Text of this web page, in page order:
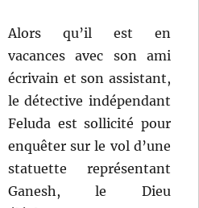
Alors qu’il est en
vacances avec son ami
écrivain et son assistant,
le détective indépendant
Feluda est sollicité pour
enquêter sur le vol d’une
statuette représentant
Ganesh, le Dieu